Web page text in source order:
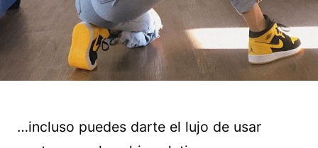
…incluso puedes darte el lujo de usar